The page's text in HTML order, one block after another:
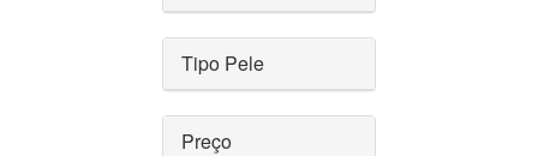
Tipo Pele
Preço